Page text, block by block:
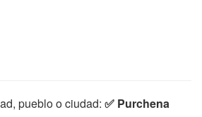
pueblo o ciudad: ✅ Purchena